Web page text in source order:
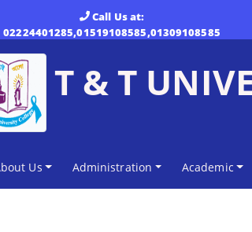
Call Us at:
02224401285,01519108585,01309108585
T & T
Us Administration Academic